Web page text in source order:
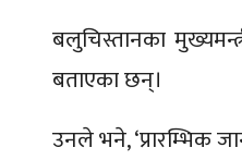
बलुचिस्तानका
बताएका छन्।
उनले भने, ‘प्रारम्भिक